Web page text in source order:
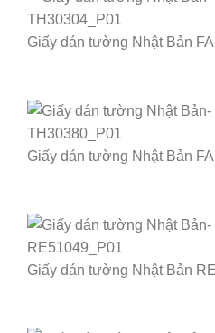
Giấy dán tường Nhật Bản
Giấy dán tường Nhật Bản
Giấy dán tường Nhật Bản